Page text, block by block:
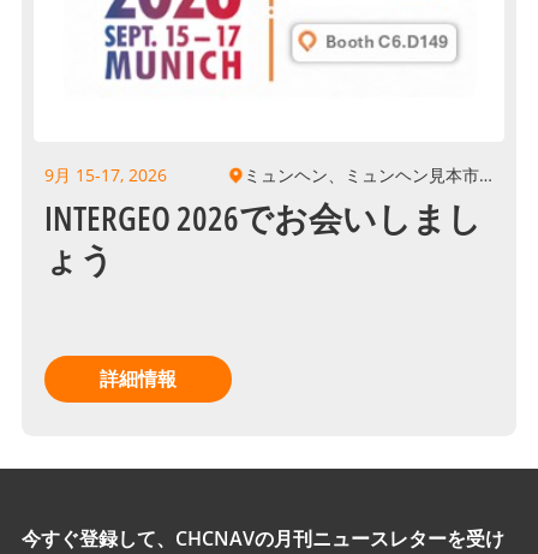
9月 15-17, 2026
ミュンヘン、ミュンヘン見本市会
INTERGEO 2026でお会いしまし
ょう
詳細情報
今すぐ登録して、CHCNAVの月刊ニュースレターを受け